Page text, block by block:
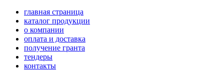
главная страница
каталог продукции
о компании
оплата и доставка
получение гранта
тендеры
контакты